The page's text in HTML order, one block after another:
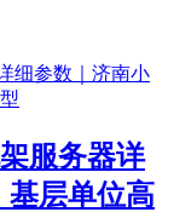
服务器详
基层单位高